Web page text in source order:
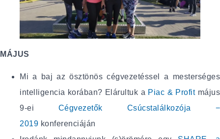
MÁJUS
Mi a baj az ösztönös cégvezetéssel a mesterséges
intelligencia korában? Elárultuk a Piac & Profitmájus
9-ei Cégvezetők Csúcstalálkozója −
2019 konferenciáján